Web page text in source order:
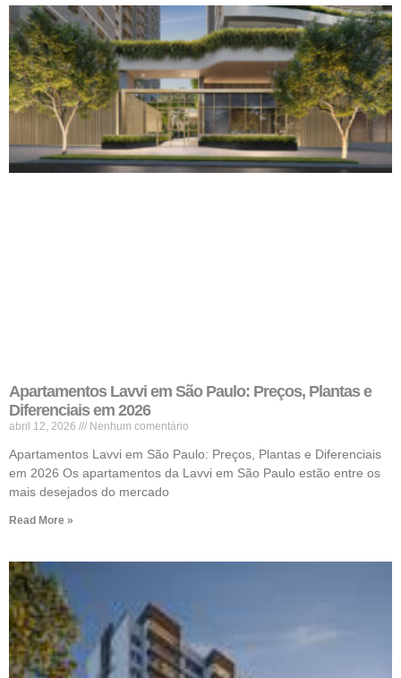
Apartamentos Lavvi em São Paulo: Preços, Plantas e
Diferenciais em 2026
abril 12, 2026 Nenhum comentário
Apartamentos Lavvi em São Paulo: Preços, Plantas e Diferenciais
em 2026 Os apartamentos da Lavvi em São Paulo estão entre os
mais desejados do mercado
Read More »